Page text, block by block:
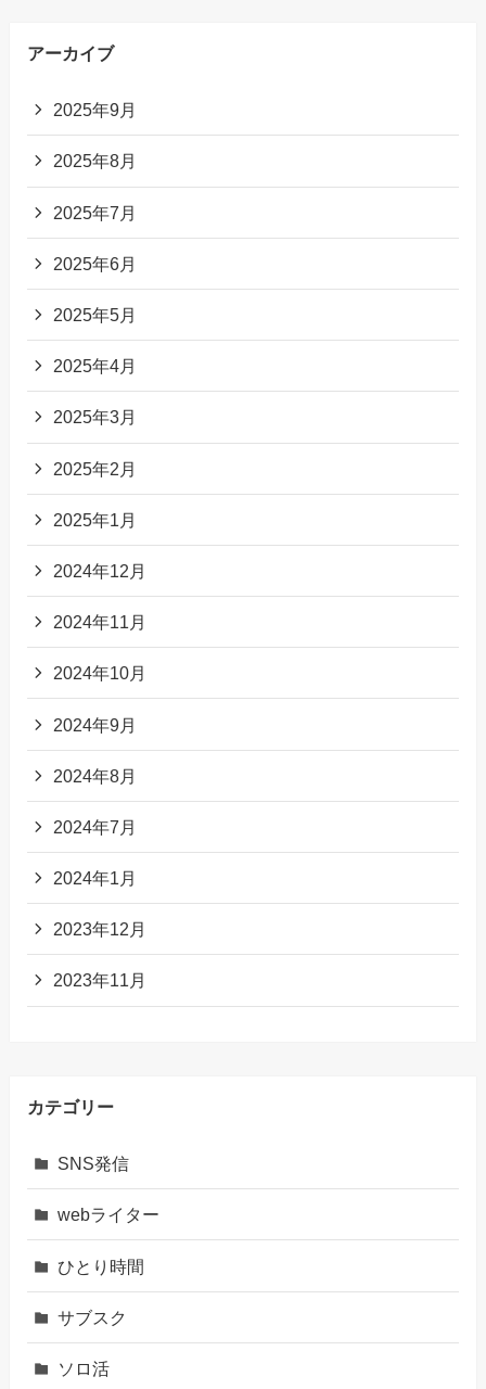
アーカイブ
2025年9月
2025年8月
2025年7月
2025年6月
2025年5月
2025年4月
2025年3月
2025年2月
2025年1月
2024年12月
2024年11月
2024年10月
2024年9月
2024年8月
2024年7月
2024年1月
2023年12月
2023年11月
カテゴリー
SNS発信
webライター
ひとり時間
サブスク
ソロ活